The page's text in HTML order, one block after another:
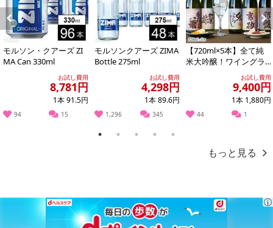
※dショッピングサンプル百貨店よりお届けする商品は、ご利用いた
だいた後のご感想をいただくことを目的としており、転売等は固く
禁じます。
転売等、目的以外での利用が確認された場合は、サービス利用を停
止させていただきます。
発送日カレンダー
Previous
モルソン・クアーズ ZI
MA Can 330ml
お試し費用
8,781円
1本 91.5円
94 15
モルソンクアーズ ZIMA
Bottle 275ml
お試し費用
4,298円
1本 89.6円
1,296 345
【720ml×5本】全て純
米大吟醸！ワイングラ
スで飲みたい厳選5酒
お試し費用
9,400円
1本 1,880円
44 1
Next
1 2 3 4 5
もっと見る